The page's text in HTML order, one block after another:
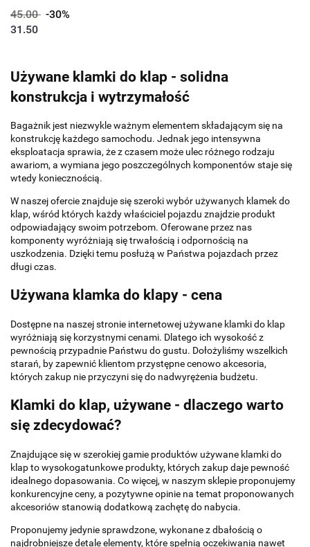
45.00 -30%
31.50
Używane klamki do klap - solidna
konstrukcja i wytrzymałość
Bagażnik jest niezwykle ważnym elementem składającym się na
konstrukcję każdego samochodu. Jednak jego intensywna
eksploatacja sprawia, że z czasem może ulec różnego rodzaju
awariom, a wymiana jego poszczególnych komponentów staje się
wtedy koniecznością.
W naszej ofercie znajduje się szeroki wybór używanych klamek do
klap, wśród których każdy właściciel pojazdu znajdzie produkt
odpowiadający swoim potrzebom. Oferowane przez nas
komponenty wyróżniają się trwałością i odpornością na
uszkodzenia. Dzięki temu posłużą w Państwa pojazdach przez
długi czas.
Używana klamka do klapy - cena
Dostępne na naszej stronie internetowej używane klamki do klap
wyróżniają się korzystnymi cenami. Dlatego ich wysokość z
pewnością przypadnie Państwu do gustu. Dołożyliśmy wszelkich
starań, by zapewnić klientom przystępne cenowo akcesoria,
których zakup nie przyczyni się do nadwyrężenia budżetu.
Klamki do klap, używane - dlaczego warto
się zdecydować?
Znajdujące się w szerokiej gamie produktów używane klamki do
klap to wysokogatunkowe produkty, których zakup daje pewność
idealnego dopasowania. Co więcej, w naszym sklepie proponujemy
konkurencyjne ceny, a pozytywne opinie na temat proponowanych
akcesoriów stanowią dodatkową zachętę do nabycia.
Proponujemy jedynie sprawdzone, wykonane z dbałością o
najdrobniejsze detale elementy, które spełnią oczekiwania nawet